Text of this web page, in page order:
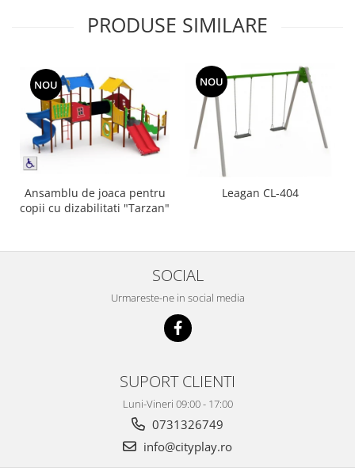
PRODUSE SIMILARE
NOU
Ansamblu de joaca pentru
copii cu dizabilitati "Tarzan"
NOU
Leagan CL-404
SOCIAL
Urmareste-ne in social media
SUPORT CLIENTI
Luni-Vineri 09:00 - 17:00
0731326749
info@cityplay.ro